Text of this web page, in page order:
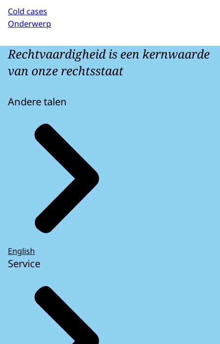
Cold cases
Onderwerp
Rechtvaardigheid is een kernwaarde
van onze rechtsstaat
Andere talen
English
Service